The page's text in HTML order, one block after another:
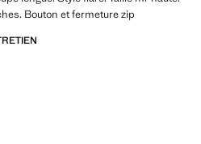
Bouton et fermeture zip